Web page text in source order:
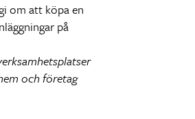
om att köpa en
på
och företag